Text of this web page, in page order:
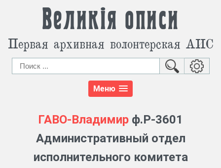
Великія описи
Первая архивная волонтерская АИС
Меню
ГАВО-Владимир ф.Р-3601
Административный отдел
исполнительного комитета